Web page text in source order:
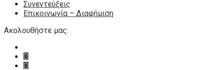
Συνεντεύξεις
Επικοινωνία – Διαφήμιση
Ακολουθήστε μας: